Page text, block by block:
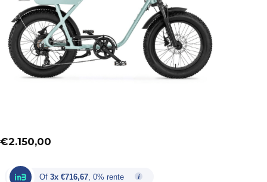
€2.150,00
Of 3x €716,67, 0% rente